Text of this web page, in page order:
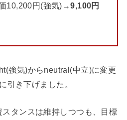
10,200円(強気)→9,100円
強気)からneutral(中立)に変更
引き下げました。
タンスは維持しつつも、目標